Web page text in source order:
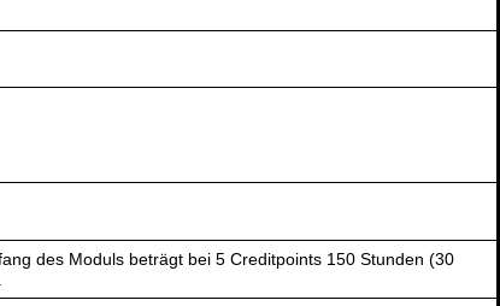
des Moduls beträgt bei 5 Creditpoints 150 Stunden (30